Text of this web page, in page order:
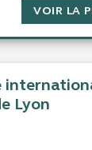
VOIR LA
Lyon